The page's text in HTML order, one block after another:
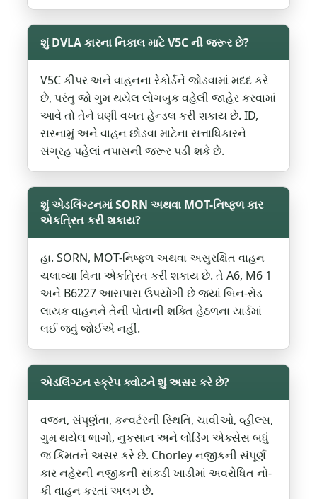
શું DVLA કારના નિકાલ માટે V5C ની જરૂર છે?
V5C કીપર અને વાહનના રેકોર્ડને જોડવામાં મદદ કરે
છે, પરંતુ જો ગુમ થયેલ લોગબુક વહેલી જાહેર કરવામાં
આવે તો તેને ઘણી વખત હેન્ડલ કરી શકાય છે. ID,
સરનામું અને વાહન છોડવા માટેના સત્તાધિકારને
સંગ્રહ પહેલાં તપાસની જરૂર પડી શકે છે.
શું એડલિંગ્ટનમાં SORN અથવા MOT-નિષ્ફળ કાર
એકત્રિત કરી શકાય?
હા. SORN, MOT-નિષ્ફળ અથવા અસુરક્ષિત વાહન
ચલાવ્યા વિના એકત્રિત કરી શકાય છે. તે A6, M6 1
અને B6227 આસપાસ ઉપયોગી છે જ્યાં બિન-રોડ
લાયક વાહનને તેની પોતાની શક્તિ હેઠળના યાર્ડમાં
લઈ જવું જોઈએ નહીં.
એડલિંગ્ટન સ્ક્રેપ ક્વોટને શું અસર કરે છે?
વજન, સંપૂર્ણતા, કન્વર્ટરની સ્થિતિ, ચાવીઓ, વ્હીલ્સ,
ગુમ થયેલ ભાગો, નુકસાન અને લોડિંગ એક્સેસ બધું
જ કિંમતને અસર કરે છે. Chorley નજીકની સંપૂર્ણ
કાર નહેરની નજીકની સાંકડી ખાડીમાં અવરોધિત નો-
કી વાહન કરતાં અલગ છે.